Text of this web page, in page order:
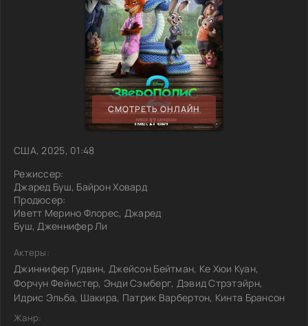
СМОТРЕТЬ ОНЛАЙН
США, 2025, 01:48
Режиссер:
Джаред Буш, Байрон Ховард
Продюсер:
Иветт Мерино Флорес, Джаред
Буш, Дженнифер Ли
Актеры:
Джиннифер Гудвин, Джейсон Бейтман, Ке Хюи Куан,
Форчун Феймстер, Энди Сэмберг, Дэвид Стрэтэйрн,
Идрис Эльба, Шакира, Патрик Варбертон, Кинта Брансон
Жанр: